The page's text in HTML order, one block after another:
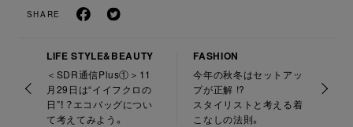
SHARE
LIFE STYLE&BEAUTY
＜SDR通信Plus①＞11
月29日は“イイフクロの
日”！？エコバッグについ
て考えてみよう。
FASHION
今年の秋冬はセットアッ
プが正解 !?
スタイリストと考える着
こなしの法則。